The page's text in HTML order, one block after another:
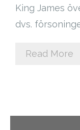
King James
dvs.
Read More